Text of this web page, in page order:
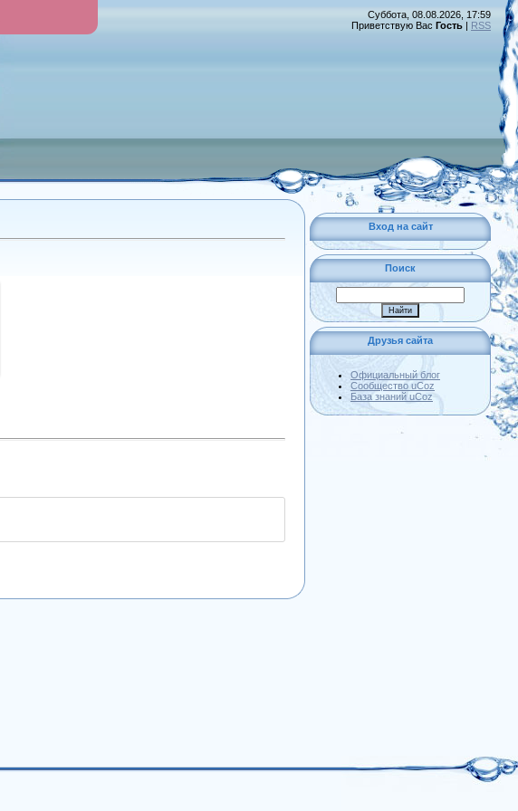
Суббота, 08.08.2026, 17:59
Приветствую Вас Гость | RSS
Вход на сайт
Поиск
Друзья сайта
Официальный блог
Сообщество uCoz
База знаний uCoz